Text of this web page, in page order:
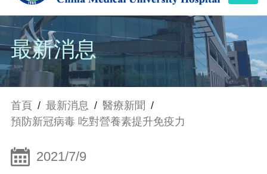
最新消息
首頁 / 最新消息 / 醫療新聞 /
預防新冠病毒 吃對營養素提升免疫力
2021/7/9